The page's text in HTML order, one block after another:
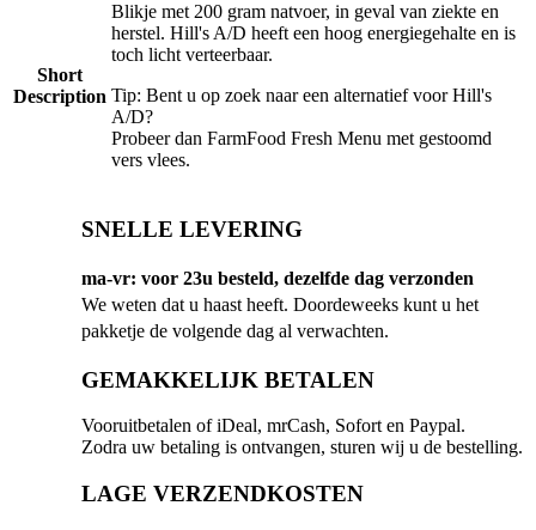
Short
Description
Blikje met 200 gram natvoer, in geval van ziekte en
herstel. Hill's A/D heeft een hoog energiegehalte en is
toch licht verteerbaar.
Tip: Bent u op zoek naar een alternatief voor Hill's
A/D?
Probeer dan FarmFood Fresh Menu met gestoomd
vers vlees.
SNELLE LEVERING
ma-vr: voor 23u besteld, dezelfde dag verzonden
We weten dat u haast heeft. Doordeweeks kunt u het
pakketje de volgende dag al verwachten.
GEMAKKELIJK BETALEN
Vooruitbetalen of iDeal, mrCash, Sofort en Paypal.
Zodra uw betaling is ontvangen, sturen wij u de bestelling.
LAGE VERZENDKOSTEN